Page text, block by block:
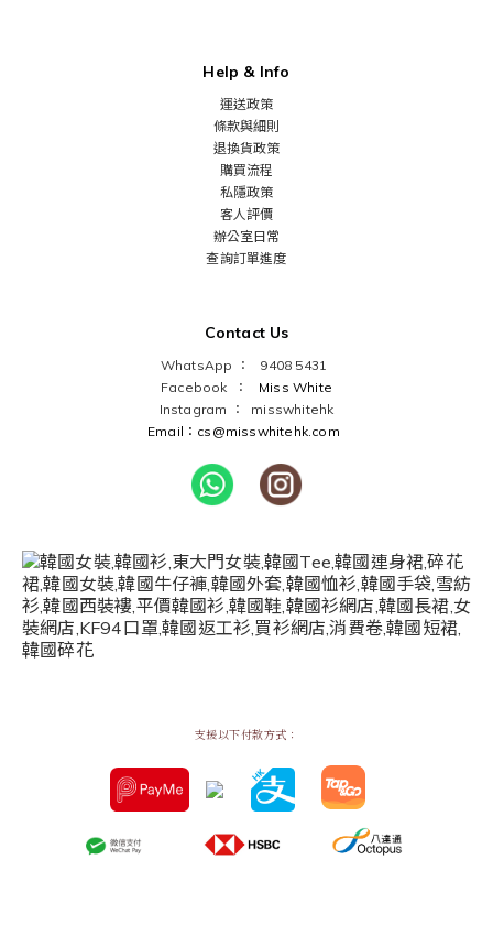
Help & Info
運送政策
條款與細則
退換貨政策
購買流程
私隱政策
客人評價
辦公室日常
查詢訂單進度
Contact Us
WhatsApp ： 9408 5431
Facebook ： Miss White
Instagram ： misswhitehk
Email：cs@misswhitehk.com
支援以下付款方式：